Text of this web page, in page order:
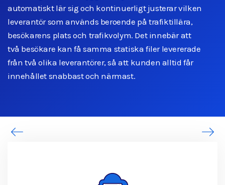
automatiskt lär sig och kontinuerligt justerar vilken
leverantör som används beroende på trafiktillära,
besökarens plats och trafikvolym. Det innebär att
två besökare kan få samma statiska filer levererade
från två olika leverantörer, så att kunden alltid får
innehållet snabbast och närmast.